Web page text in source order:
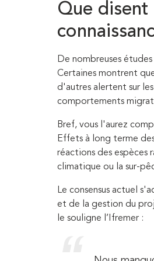
Que disent
De nombreuses
Certaines montrent
d'autres alertent sur
comportements
Bref, vous l'aurez
Effets à long terme
réactions des espèces
climatique ou la sur-
Le consensus actuel
et de la gestion du
le souligne l’Ifremer :